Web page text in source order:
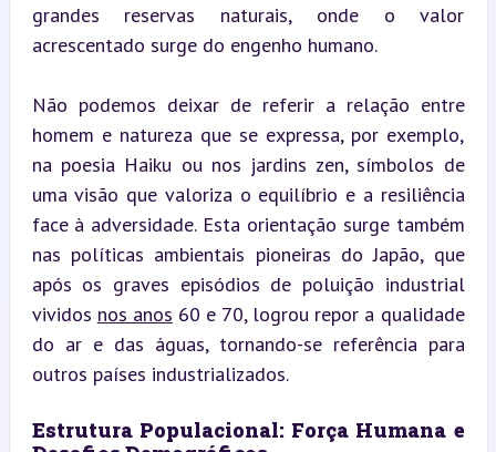
grandes reservas naturais, onde o valor
acrescentado surge do engenho humano.
Não podemos deixar de referir a relação entre
homem e natureza que se expressa, por exemplo,
na poesia Haiku ou nos jardins zen, símbolos de
uma visão que valoriza o equilíbrio e a resiliência
face à adversidade. Esta orientação surge também
nas políticas ambientais pioneiras do Japão, que
após os graves episódios de poluição industrial
vividos nos anos 60 e 70, logrou repor a qualidade
do ar e das águas, tornando-se referência para
outros países industrializados.
Estrutura Populacional: Força Humana e